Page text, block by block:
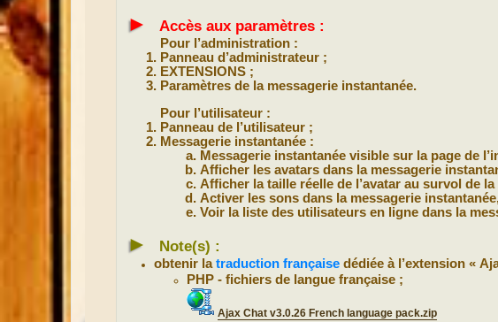
► Accès aux paramètres :
Pour l’administration :
Panneau d’administrateur ;
EXTENSIONS ;
Paramètres de la messagerie instantanée.
Pour l’utilisateur :
Panneau de l’utilisateur ;
Messagerie instantanée :
Messagerie instantanée visible sur la page de
Afficher les avatars dans la messagerie
Afficher la taille réelle de l’avatar au survol de
Activer les sons dans la messagerie
Voir la liste des utilisateurs en ligne dans la
► Note(s) :
obtenir latraduction française dédiée à l’extension «
PHP - fichiers de langue française ;
Ajax Chat v3.0.26 French language pack.zip